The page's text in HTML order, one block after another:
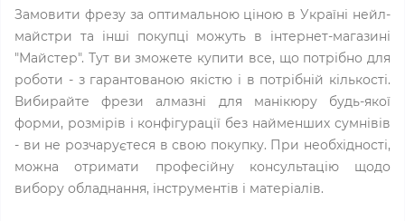
Замовити фрезу за оптимальною ціною в Україні нейл-
майстри та інші покупці можуть в інтернет-магазині
"Майстер". Тут ви зможете купити все, що потрібно для
роботи - з гарантованою якістю і в потрібній кількості.
Вибирайте фрези алмазні для манікюру будь-якої
форми, розмірів і конфігурації без найменших сумнівів
- ви не розчаруєтеся в свою покупку. При необхідності,
можна отримати професійну консультацію щодо
вибору обладнання, інструментів і матеріалів.